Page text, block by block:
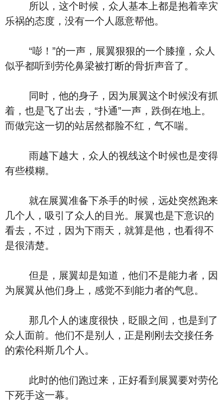
所以，这个时候，众人基本上都是抱着幸灾
乐祸的态度，没有一个人愿意帮他。
“嘭！”的一声，展翼狠狠的一个膝撞，众人
似乎都听到劳伦鼻梁被打断的骨折声音了。
同时，他的身子，因为展翼这个时候没有抓
着，也是飞了出去，“扑通”一声，跌倒在地上。
而做完这一切的站居然都脸不红，气不喘。
雨越下越大，众人的视线这个时候也是变得
有些模糊。
就在展翼准备下杀手的时候，远处突然跑来
几个人，吸引了众人的目光。展翼也是下意识的
看去，不过，因为下雨天，就算是他，也看得不
是很清楚。
但是，展翼却是知道，他们不是能力者，因
为展翼从他们身上，感觉不到能力者的气息。
那几个人的速度很快，眨眼之间，也是到了
众人面前。他们不是别人，正是刚刚去交接任务
的索伦科斯几个人。
此时的他们跑过来，正好看到展翼要对劳伦
下死手这一幕。